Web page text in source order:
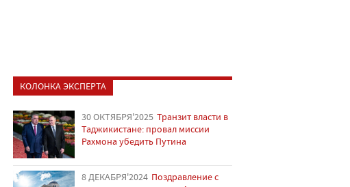
КОЛОНКА ЭКСПЕРТА
30 ОКТЯБРЯ'2025 Транзит власти в
Таджикистане: провал миссии
Рахмона убедить Путина
8 ДЕКАБРЯ'2024 Поздравление с